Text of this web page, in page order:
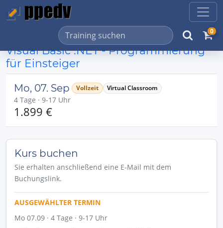
0
Visual Basic .NET - Programmierung
für Einsteiger
Mo, 07. Sep Vollzeit Virtual Classroom
4 Tage · 9-17 Uhr
1.899 €
Kurs buchen
Sie erhalten anschließend eine E-Mail mit dem
Buchungslink.
AUSGEWÄHLTER TERMIN
Mo 07.09 · 4 Tage · 9-17 Uhr